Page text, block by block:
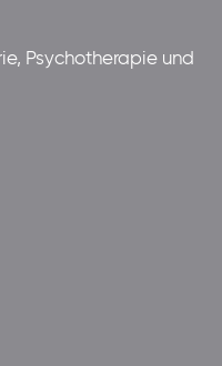
Psychotherapie und